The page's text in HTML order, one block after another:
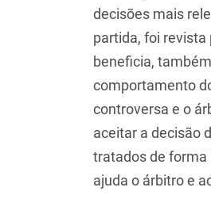
decisões mais
partida, foi revista
beneficia,
comportamento
controversa e o
aceitar a decisão
tratados de forma
ajuda o árbitro e